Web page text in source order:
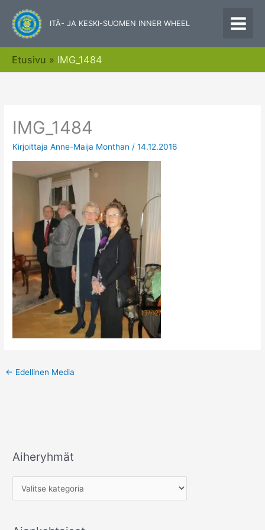
sisältöön
ITÄ- JA KESKI-SUOMEN INNER WHEEL
Etusivu IMG_1484
IMG_1484
KirjoittajaAnne-Maija Monthan /14.12.2016
← Edellinen Media
Aiheryhmät
A
e